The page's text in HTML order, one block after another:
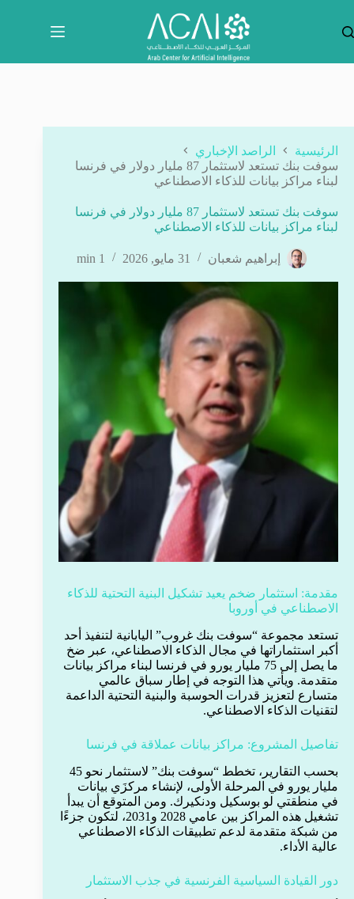
المحتوى
الرئيسية
الراصد الإخباري
سوفت بنك تستعد لاستثمار 87 مليار دولار في فرنسا
لبناء مراكز بيانات للذكاء الاصطناعي
سوفت بنك تستعد لاستثمار 87 مليار دولار في فرنسا
لبناء مراكز بيانات للذكاء الاصطناعي
إبراهيم شعبان 31 مايو, 2026 1 min
مقدمة: استثمار ضخم يعيد تشكيل البنية التحتية للذكاء
الاصطناعي في أوروبا
تستعد مجموعة “سوفت بنك غروب” اليابانية لتنفيذ أحد
أكبر استثماراتها في مجال الذكاء الاصطناعي، عبر ضخ
ما يصل إلى 75 مليار يورو في فرنسا لبناء مراكز بيانات
متقدمة. ويأتي هذا التوجه في إطار سباق عالمي
متسارع لتعزيز قدرات الحوسبة والبنية التحتية الداعمة
لتقنيات الذكاء الاصطناعي.
تفاصيل المشروع: مراكز بيانات عملاقة في فرنسا
بحسب التقارير، تخطط “سوفت بنك” لاستثمار نحو 45
مليار يورو في المرحلة الأولى، لإنشاء مركزَي بيانات
في منطقتي لو بوسكيل ودنكيرك. ومن المتوقع أن يبدأ
تشغيل هذه المراكز بين عامي 2028 و2031، لتكون جزءًا
من شبكة متقدمة لدعم تطبيقات الذكاء الاصطناعي
عالية الأداء.
دور القيادة السياسية الفرنسية في جذب الاستثمار